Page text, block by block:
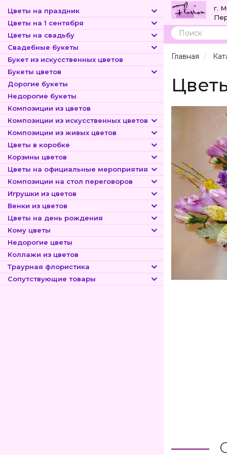
Цветы на праздник
Цветы на 1 сентября
Цветы на свадьбу
Свадебные букеты
Букет из искусственных цветов
Букеты цветов
Дорогие букеты
Недорогие букеты
Композиции из цветов
Композиции из искусственных цветов
Композиции из живых цветов
Цветы в коробке
Корзины цветов
Цветы на официальные мероприятия
Композиции на стол переговоров
Игрушки из цветов
Венки из цветов
Цветы на день рождения
Кому цветы
Недорогие цветы
Коллажи из цветов
Траурная флористика
Сопутствующие товары
г.
Поиск
Главная